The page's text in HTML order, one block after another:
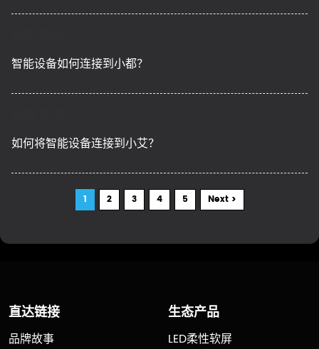
智能设备如何连接到小都？
如何将智能设备连接到小艾？
1 2 3 4 5 Next >
直达链接
品牌故事
生态产品
LED柔性软屏